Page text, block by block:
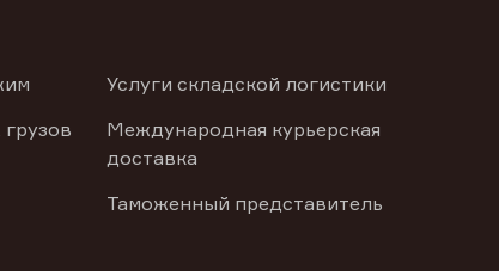
Услуги складской логистики
Международная курьерская
доставка
Таможенный представитель